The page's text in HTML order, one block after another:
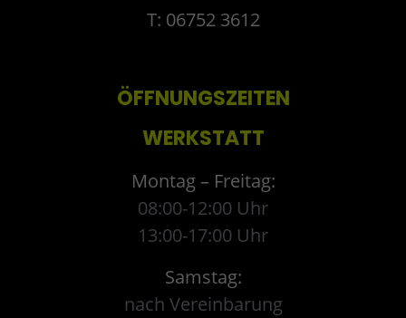
T: 06752 3612
ÖFFNUNGSZEITEN
WERKSTATT
Montag – Freitag:
08:00-12:00 Uhr
13:00-17:00 Uhr
Samstag:
nach Vereinbarung